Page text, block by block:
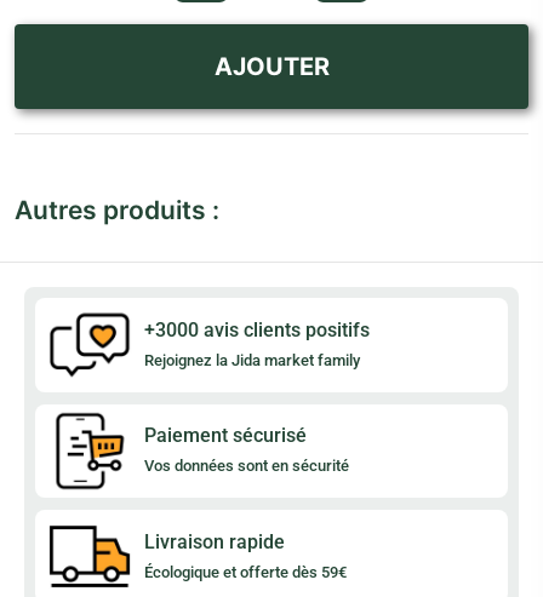
AJOUTER
Autres produits :
+3000 avis clients positifs
Rejoignez la Jida market family
Paiement sécurisé
Vos données sont en sécurité
Livraison rapide
Écologique et offerte dès 59€